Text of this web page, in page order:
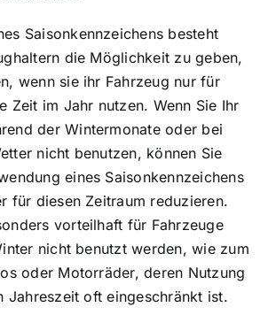
Saisonkennzeichens besteht
die Möglichkeit zu geben,
wenn sie ihr Fahrzeug nur für
Zeit im Jahr nutzen. Wenn Sie Ihr
der Wintermonate oder bei
nicht benutzen, können Sie
eines Saisonkennzeichens
für diesen Zeitraum reduzieren.
vorteilhaft für Fahrzeuge
nicht benutzt werden, wie zum
oder Motorräder, deren Nutzung
Jahreszeit oft eingeschränkt ist.